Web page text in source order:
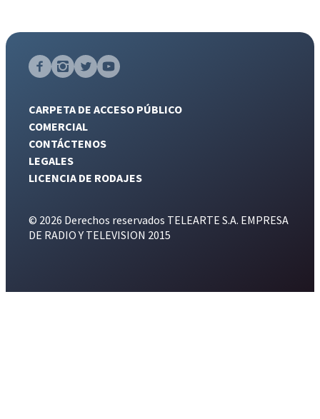
CARPETA DE ACCESO PÚBLICO
COMERCIAL
CONTÁCTENOS
LEGALES
LICENCIA DE RODAJES
© 2026 Derechos reservados TELEARTE S.A. EMPRESA
DE RADIO Y TELEVISION 2015